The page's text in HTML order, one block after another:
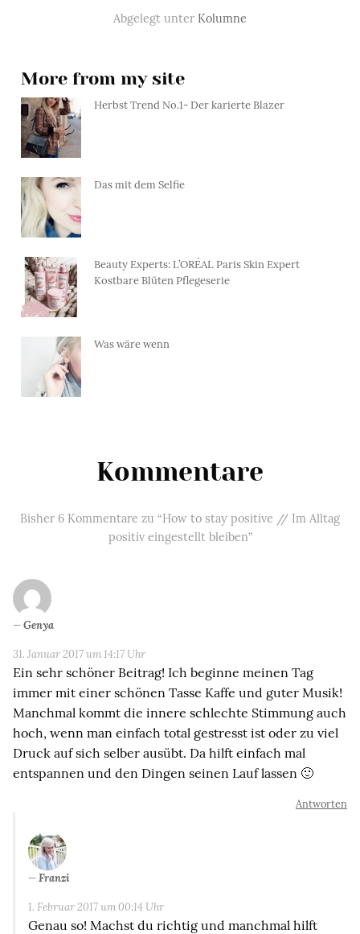
Abgelegt unter Kolumne
More from my site
Herbst Trend No.1- Der karierte Blazer
Das mit dem Selfie
Beauty Experts: L’ORÉAL Paris Skin Expert
Kostbare Blüten Pflegeserie
Was wäre wenn
Kommentare
Bisher 6 Kommentare zu “How to stay positive // Im Alltag
positiv eingestellt bleiben”
Genya
31. Januar 2017 um 14:17 Uhr
Ein sehr schöner Beitrag! Ich beginne meinen Tag
immer mit einer schönen Tasse Kaffe und guter Musik!
Manchmal kommt die innere schlechte Stimmung auch
hoch, wenn man einfach total gestresst ist oder zu viel
Druck auf sich selber ausübt. Da hilft einfach mal
entspannen und den Dingen seinen Lauf lassen 🙂
Antworten
Franzi
1. Februar 2017 um 00:14 Uhr
Genau so! Machst du richtig und manchmal hilft